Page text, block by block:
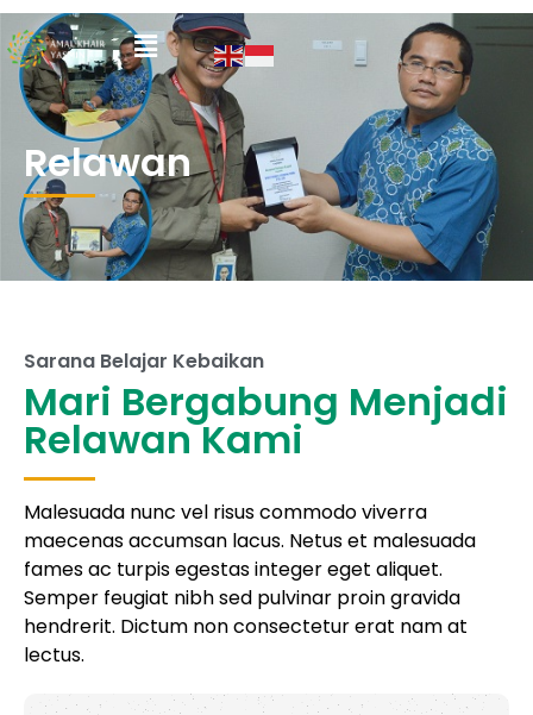
Relawan
Sarana Belajar Kebaikan
Mari Bergabung Menjadi
Relawan Kami
Malesuada nunc vel risus commodo viverra
maecenas accumsan lacus. Netus et malesuada
fames ac turpis egestas integer eget aliquet.
Semper feugiat nibh sed pulvinar proin gravida
hendrerit. Dictum non consectetur erat nam at
lectus.